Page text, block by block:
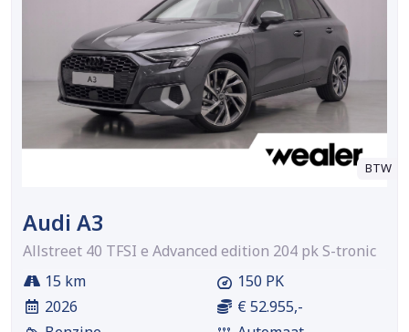
BTW
Audi A3
Allstreet 40 TFSI e Advanced edition 204 pk S-tronic
15 km
2026
150 PK
€ 52.955,-